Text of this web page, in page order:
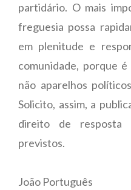
partidário. O mais
freguesia possa
em plenitude e
comunidade, porque
não aparelhos
Solicito, assim, a
direito de resposta
previstos.
João Português